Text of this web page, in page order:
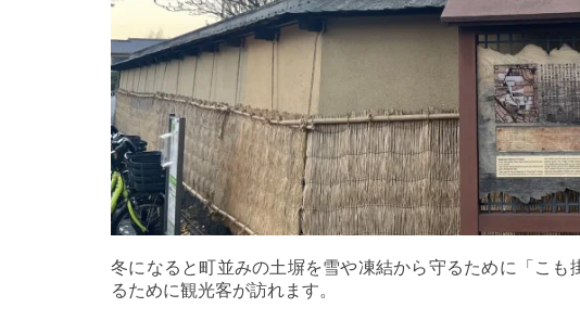
冬になると町並みの土塀を雪や凍結から守るために「こも
るために観光客が訪れます。